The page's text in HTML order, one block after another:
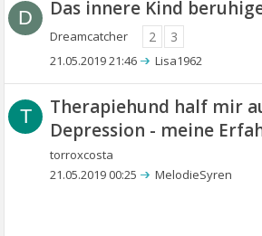
D Das innere Kind
Dreamcatcher 2 3
21.05.2019 21:46 Lisa1962
T
Therapiehund half mir
Depression - meine
torroxcosta
21.05.2019 00:25 MelodieSyren